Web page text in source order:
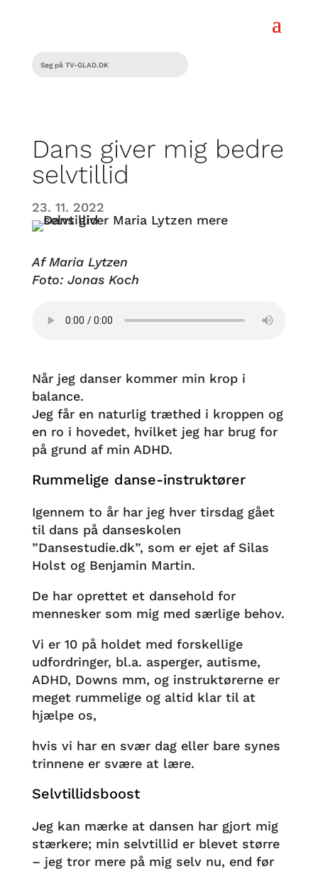
Dans giver mig bedre
selvtillid
23. 11. 2022
Af Maria Lytzen
Foto: Jonas Koch
Når jeg danser kommer min krop i
balance.
Jeg får en naturlig træthed i kroppen og
en ro i hovedet, hvilket jeg har brug for
på grund af min ADHD.
Rummelige danse-instruktører
Igennem to år har jeg hver tirsdag gået
til dans på danseskolen
”Dansestudie.dk”, som er ejet af Silas
Holst og Benjamin Martin.
De har oprettet et dansehold for
mennesker som mig med særlige behov.
Vi er 10 på holdet med forskellige
udfordringer, bl.a. asperger, autisme,
ADHD, Downs mm, og instruktørerne er
meget rummelige og altid klar til at
hjælpe os,
hvis vi har en svær dag eller bare synes
trinnene er svære at lære.
Selvtillidsboost
Jeg kan mærke at dansen har gjort mig
stærkere; min selvtillid er blevet større
– jeg tror mere på mig selv nu, end før